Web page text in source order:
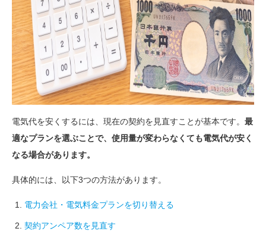
電気代を安くするには、現在の契約を見直すことが基本です。 最
適なプランを選ぶことで、使用量が変わらなくても電気代が安く
なる場合があります。
具体的には、以下3つの方法があります。
電力会社・電気料金プランを切り替える
契約アンペア数を見直す